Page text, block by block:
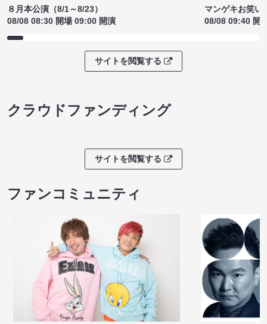
８月本公演（8/1～8/23）
08/08 08:30 開場 09:00 開演
マンゲキお笑い
08/08 09:40 開
サイトを閲覧する
クラウドファンディング
サイトを閲覧する
ファンコミュニティ